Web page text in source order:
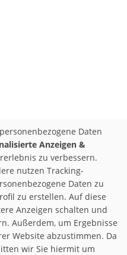
Daten
Anzeigen &
zu verbessern.
nutzen Tracking-
Daten zu
zu erstellen. Auf diese
Anzeigen schalten und
Außerdem, um Ergebnisse
Website abzustimmen. Da
wir Sie hiermit um